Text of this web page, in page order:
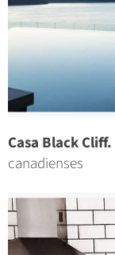
Casa Black Cliff.
canadienses